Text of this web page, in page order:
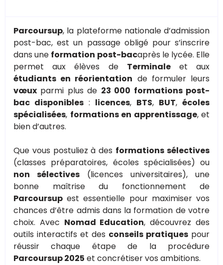
Parcoursup, la plateforme nationale d’admission
post-bac, est un passage obligé pour s’inscrire
dans une formation post-bacaprès le lycée. Elle
permet aux élèves de Terminaleet aux
étudiants en réorientation de formuler leurs
vœux parmi plus de 23 000 formations post-
bac disponibles : licences, BTS, BUT, écoles
spécialisées, formations en apprentissage, et
bien d’autres.
Que vous postuliez à des formations sélectives
(classes préparatoires, écoles spécialisées) ou
non sélectives (licences universitaires), une
bonne maîtrise du fonctionnement de
Parcoursup est essentielle pour maximiser vos
chances d’être admis dans la formation de votre
choix. Avec Nomad Education, découvrez des
outils interactifs et des conseils pratiques pour
réussir chaque étape de la procédure
Parcoursup 2025 et concrétiser vos ambitions.